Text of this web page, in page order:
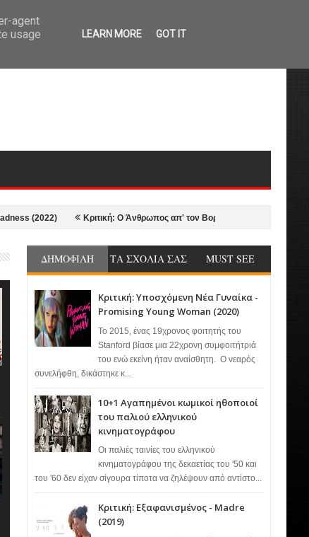
Κριτική: Ο Άνθρωπος απ' τον Βορρά - The Northman (2022)
ΔΗΜΟΦΙΛΗ ΤΑ ΣΧΟΛΙΑ ΣΑΣ MUST SEE
Κριτική: Υποσχόμενη Νέα Γυναίκα -
Promising Young Woman (2020)
Το 2015, ένας 19χρονος φοιτητής του
Stanford βίασε μια 22χρονη συμφοιτήτριά
του ενώ εκείνη ήταν αναίσθητη. Ο νεαρός
συνελήφθη, δικάστηκε κ...
10+1 Αγαπημένοι κωμικοί ηθοποιοί
του παλιού ελληνικού
κινηματογράφου
Οι παλιές ταινίες του ελληνικού
κινηματογράφου της δεκαετίας του '50 και
του '60 δεν είχαν σίγουρα τίποτα να ζηλέψουν από αντίστο...
Κριτική: Εξαφανισμένος - Madre
(2019)
agent
usage
LEARN MORE GOT IT